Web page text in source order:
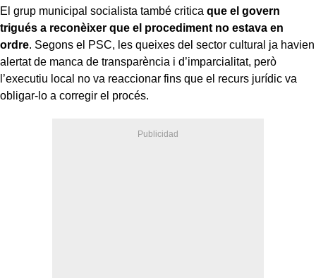
El grup municipal socialista també critica que el govern
trigués a reconèixer que el procediment no estava en
ordre. Segons el PSC, les queixes del sector cultural ja havien
alertat de manca de transparència i d’imparcialitat, però
l’executiu local no va reaccionar fins que el recurs jurídic va
obligar-lo a corregir el procés.